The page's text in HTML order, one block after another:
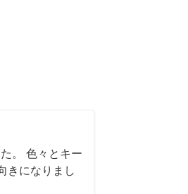
。 色々とキー
きになりまし